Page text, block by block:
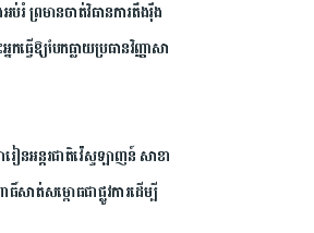
ប់រំ ​ព្រមាន​ចាត់​វិធានការ​តឹងរ៉ឹង​
ក​ធ្វើឱ្យ​បែកធ្លាយ​ប្រធាន​វិញ្ញាសា​
ៀន​អន្តរជាតិ​វ៉េស្ទឡាញន៍​ ​សាខា​
ធិ៍សាត់​សម្ពោធ​ជា​ផ្លូវការ​​ដើម្បី​